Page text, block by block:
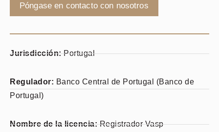
Póngase en contacto con nosotros
Jurisdicción:Portugal
Regulador: Banco Central de Portugal (Banco de
Portugal)
Nombre de la licencia:Registrador Vasp